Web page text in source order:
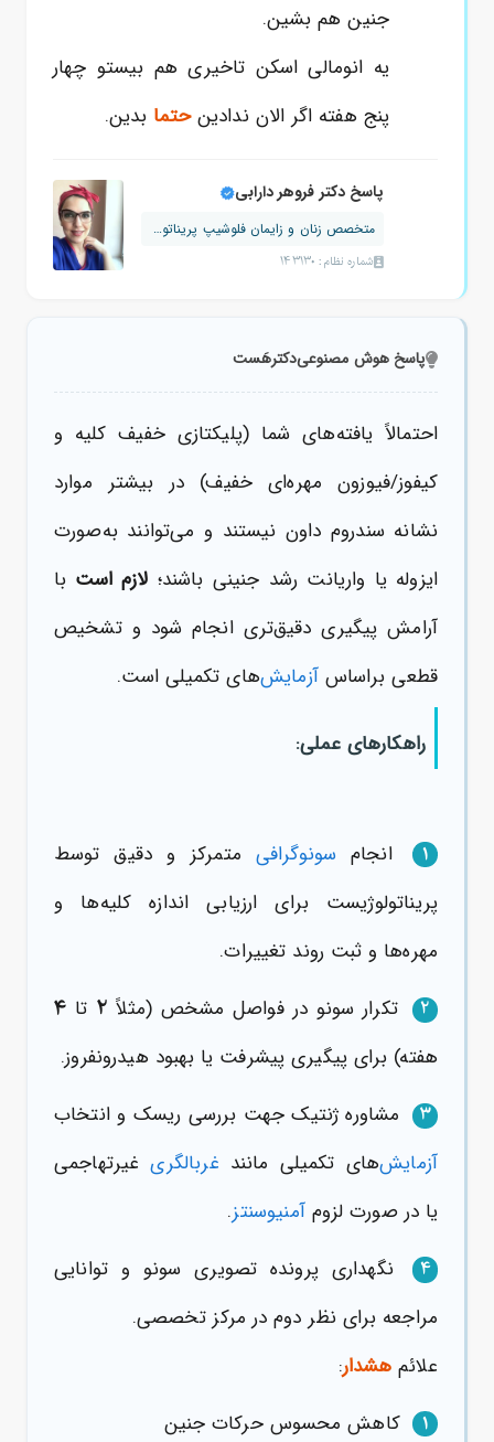
جنین هم بشین.
یه انومالی اسکن تاخیری هم بیستو چهار
پنج هفته اگر الان ندادینحتما بدین.
پاسخ دکتر فروهر دارابی
متخصص زنان و زایمان فلوشیپ پریناتولوژ...
شماره نظام: 143130
پاسخ هوش مصنوعیدکترهَست
احتمالاً یافته‌های شما (پلیکتازی خفیف کلیه و
کیفوز/فیوزون مهره‌ای خفیف) در بیشتر موارد
نشانه سندروم داون نیستند و می‌توانند به‌صورت
ایزوله یا واریانت رشد جنینی باشند؛ لازم است با
آرامش پیگیری دقیق‌تری انجام شود و تشخیص
قطعی براساسآزمایش‌های تکمیلی است.
راهکارهای عملی:
1 انجام سونوگرافی متمرکز و دقیق توسط
پریناتولوژیست برای ارزیابی اندازه کلیه‌ها و
مهره‌ها و ثبت روند تغییرات.
2 تکرار سونو در فواصل مشخص (مثلاً ۲ تا ۴
هفته) برای پیگیری پیشرفت یا بهبود هیدرونفروز.
3
مشاوره ژنتیک جهت بررسی ریسک و انتخاب
آزمایش‌های تکمیلی مانند غربالگریغیرتهاجمی
یا در صورت لزومآمنیوسنتز.
4
نگهداری پرونده تصویری سونو و توانایی
مراجعه برای نظر دوم در مرکز تخصصی.
علائم هشدار:
1 کاهش محسوس حرکات جنین